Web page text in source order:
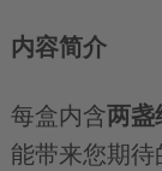
内容简介
每盒内含两盏
能带来您期